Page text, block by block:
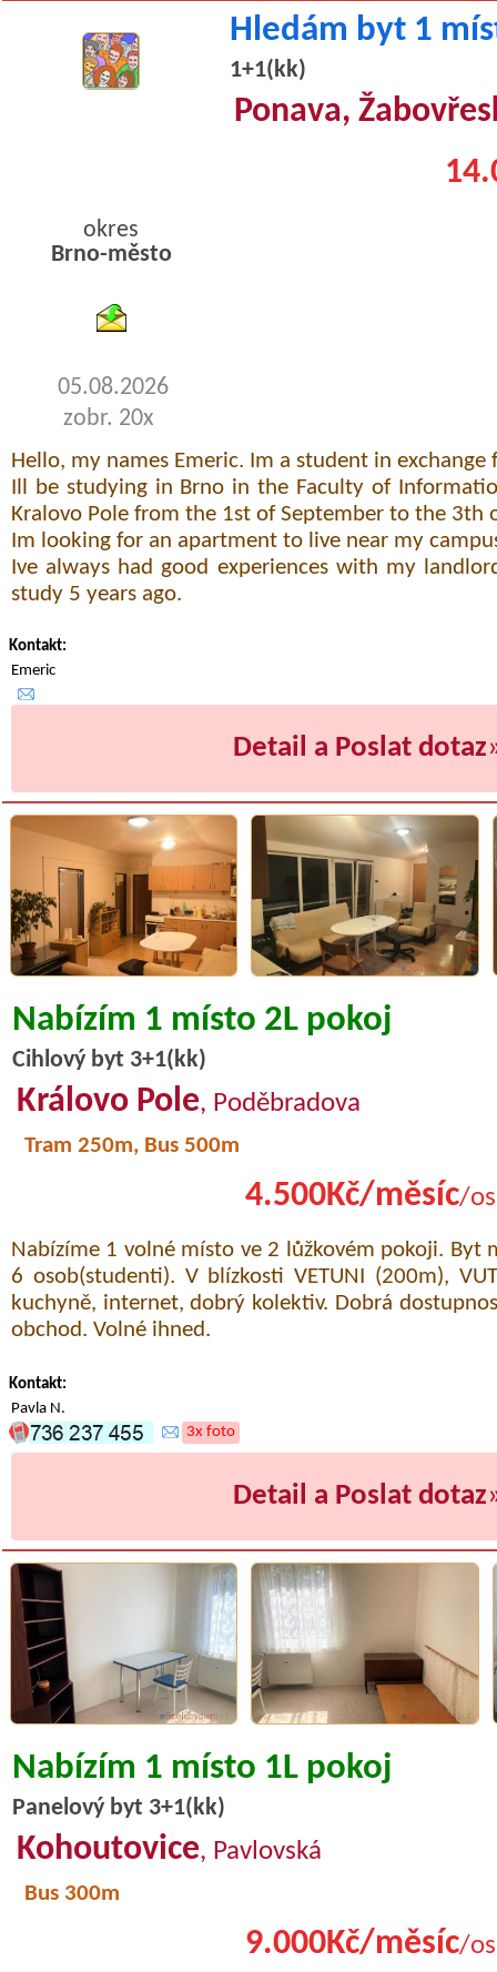
Hledám byt 1
1+1(kk)
Ponava,
okres
Brno-město
05.08.2026
zobr. 20x
Hello, my names Emeric. Im a student in exchange
Ill be studying in Brno in the Faculty of
Kralovo Pole from the 1st of September to the 3th
Im looking for an apartment to live near my
Ive always had good experiences with my
study 5 years ago.
Kontakt:
Emeric
Detail a Poslat dotaz
Nabízím 1 místo 2L pokoj
Cihlový byt 3+1(kk)
Královo Pole, Poděbradova
Tram 250m, Bus 500m
4.500Kč/měsíc/
Nabízíme 1 volné místo ve 2 lůžkovém pokoji. Byt
6 osob(studenti). V blízkosti VETUNI (200m),
kuchyně, internet, dobrý kolektiv. Dobrá
obchod. Volné ihned.
Kontakt:
Pavla N.
3x foto
Detail a Poslat dotaz
Nabízím 1 místo 1L pokoj
Panelový byt 3+1(kk)
Kohoutovice, Pavlovská
Bus 300m
9.000Kč/měsíc/